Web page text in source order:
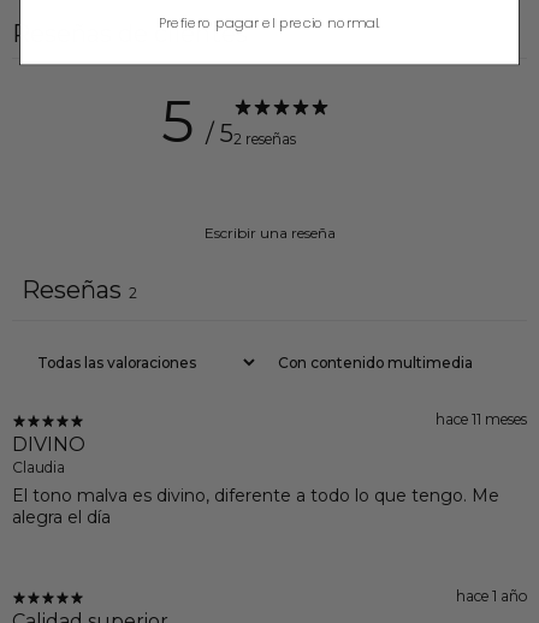
Reseñas de clientes
5 / 52 reseñas
Escribir una reseña
Reseñas 2
Con contenido multimedia
hace 11 meses
DIVINO
Claudia
El tono malva es divino, diferente a todo lo que tengo. Me
alegra el día
hace 1 año
Prefiero pagar el precio normal.